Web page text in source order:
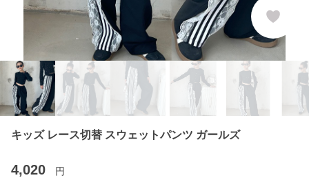
キッズ レース切替 スウェットパンツ ガールズ
4,020 円